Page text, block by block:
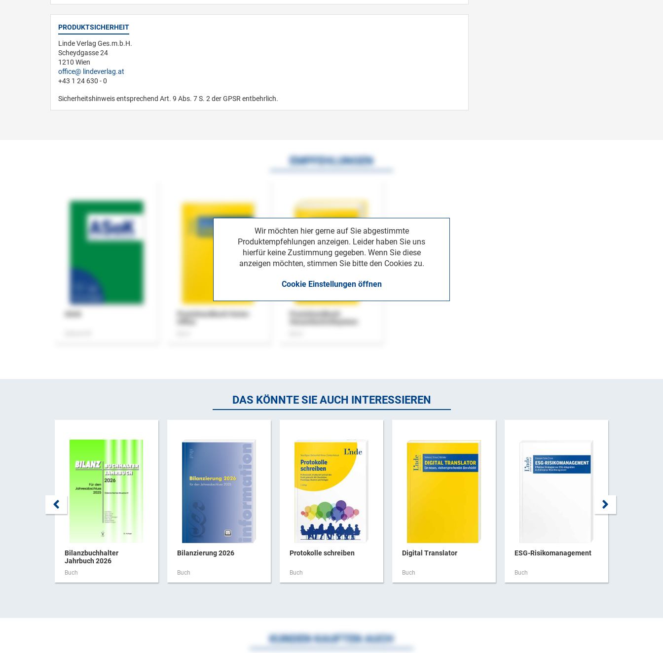
PRODUKTSICHERHEIT
Linde Verlag Ges.m.b.H.
Scheydgasse 24
1210 Wien
office
lindeverlag.at
+43 1 24 630 - 0
Sicherheitshinweis entsprechend Art. 9 Abs. 7 S. 2 der GPSR entbehrlich.
Wir möchten hier gerne auf Sie abgestimmte
Produktempfehlungen anzeigen. Leider haben Sie uns
hierfür keine Zustimmung gegeben. Wenn Sie diese
anzeigen möchten, stimmen Sie bitte den Cookies zu.
Cookie Einstellungen öffnen
EMPFEHLUNGEN
Praxishandbuch Home-
Praxishandbuch
DAS KÖNNTE SIE AUCH INTERESSIEREN
Bilanzbuchhalter
Jahrbuch 2026
Buch
Bilanzierung 2026
Buch
Protokolle schreiben
Buch
Digital Translator
Buch
ESG-Risikomanagement
Buch
KUNDEN KAUFTEN AUCH